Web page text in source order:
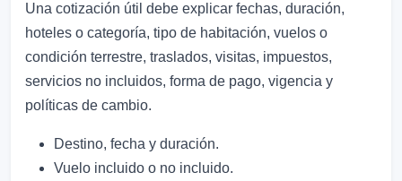
Una cotización útil debe explicar fechas, duración,
hoteles o categoría, tipo de habitación, vuelos o
condición terrestre, traslados, visitas, impuestos,
servicios no incluidos, forma de pago, vigencia y
políticas de cambio.
Destino, fecha y duración.
Vuelo incluido o no incluido.